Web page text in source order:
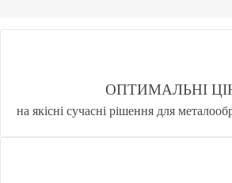
ОПТИМАЛЬНІ
на якісні сучасні рішення для